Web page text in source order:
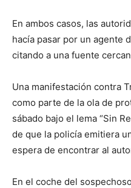
En ambos casos, las
hacía pasar por un agente
citando a una fuente
Una manifestación contra
como parte de la ola de
sábado bajo el lema “Sin
de que la policía emitiera
espera de encontrar al
En el coche del